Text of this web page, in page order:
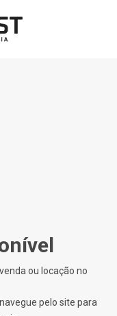
ou locação no
pelo site para